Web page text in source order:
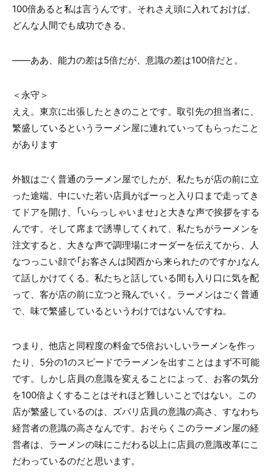
100倍あると私は言うんです。それさえ頭に入れておけば、
どんな人間でも成功できる。
――ああ、能力の差は5倍だが、意識の差は100倍だと。
＜永守＞
ええ。東京に出張したときのことです。取引先の担当者に、
繁盛しているというラーメン屋に連れていってもらったこと
があります
外観はごく普通のラーメン屋でしたが、私たちが店の前に立
った途端、中にいた若い店員がぱーっと入り口まで走ってき
てドアを開け、「いらっしゃいませ」と大きな声で挨拶をする
んです。そして席まで誘導してくれて、私たちがラーメンを
注文すると、大きな声で調理場にオーダーを伝えてから、人
なつっこい顔で「お客さんは関西から来られたのですか」なん
て話しかけてくる。私たちと話している間も入り口に気を配
って、客が店の前に立つと飛んでいく。ラーメンはごく普通
で、味で繁盛しているというわけではないんですね。
つまり、他店と同程度の料金で5倍おいしいラーメンを作っ
たり、 5分の1のスピードでラーメンを出すことはまず不可能
です。しかし店員の意識を変えることによって、お客の気分
を100倍よくすることはそれほど難しいことではない。この
店が繁盛しているのは、ズバリ店員の意識の高さ、すなわち
経営者の意識の高さなんです。おそらくこのラーメン屋の経
営者は、ラーメンの味にこだわる以上に店員の意識改革にこ
だわっているのだと思います。